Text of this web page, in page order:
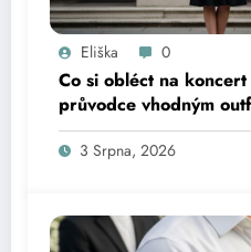
Eliška 0
Co si obléct na
průvodce vhodným
3 Srpna, 2026